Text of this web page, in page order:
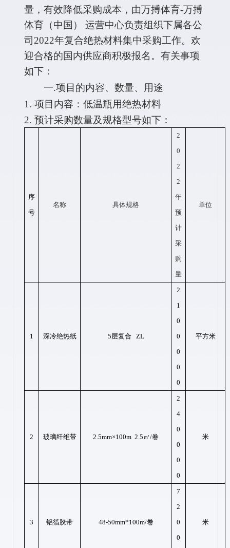
量，有效降低采购成本，由万搏体育-万搏
体育（中国） 运营中心负责组织下属各公
司2022年复合绝热材料集中采购工作。欢
迎合格的国内供应商积极报名。有关事项
如下：
一.项目的内容、数量、用途
1. 项目内容：低温瓶用绝热材料
2. 预计采购数量及规格型号如下：
序
号
名称 具体规格
2
0
2
2
年
预
计
采
购
量
单位
1 深冷绝热纸 5层复合 ZL
2
1
0
0
0
0
0
平方米
2 玻璃纤维带 2.5mm×100m 2.5㎡/卷
2
4
0
0
0
0
米
3 铝箔胶带 48-50mm*100m/卷
7
2
0
0
米